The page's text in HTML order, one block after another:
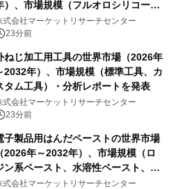
）、市場規模（フルオロシリコーン
クリレート、シリコーンアクリレー
、その他）・分析レポートを発表
式会社マーケットリサーチセンター
23分前
ねじ加工用工具の世界市場（2026年
2032年）、市場規模（標準工具、カ
タム工具）・分析レポートを発表
式会社マーケットリサーチセンター
23分前
子製品用はんだペーストの世界市場
（2026年～2032年）、市場規模（ロ
ン系ペースト、水溶性ペースト、ノ
クリーンペースト）・分析レポート
式会社マーケットリサーチセンター